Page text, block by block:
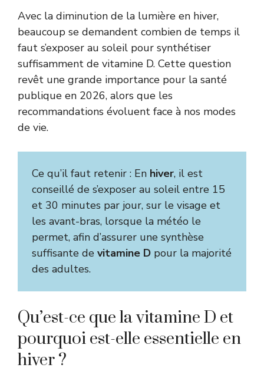
Avec la diminution de la lumière en hiver,
beaucoup se demandent combien de temps il
faut s’exposer au soleil pour synthétiser
suffisamment de vitamine D. Cette question
revêt une grande importance pour la santé
publique en 2026, alors que les
recommandations évoluent face à nos modes
de vie.
Ce qu’il faut retenir : En hiver, il est
conseillé de s’exposer au soleil entre 15
et 30 minutes par jour, sur le visage et
les avant-bras, lorsque la météo le
permet, afin d’assurer une synthèse
suffisante de vitamine D pour la majorité
des adultes.
Qu’est-ce que la vitamine D et
pourquoi est-elle essentielle en
hiver ?